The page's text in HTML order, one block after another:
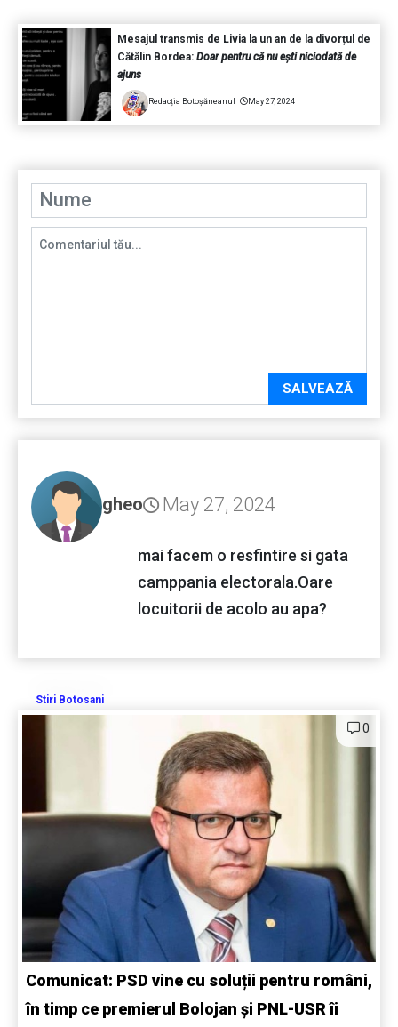
Mesajul transmis de Livia la un an de la divorțul de
Cătălin Bordea: Doar pentru că nu ești niciodată de
ajuns
Redacția Botoșăneanul May 27, 2024
SALVEAZĂ
gheo May 27, 2024
mai facem o resfintire si gata
camppania electorala.Oare
locuitorii de acolo au apa?
Stiri Botosani
0
Comunicat: PSD vine cu soluții pentru români,
în timp ce premierul Bolojan și PNL-USR îi